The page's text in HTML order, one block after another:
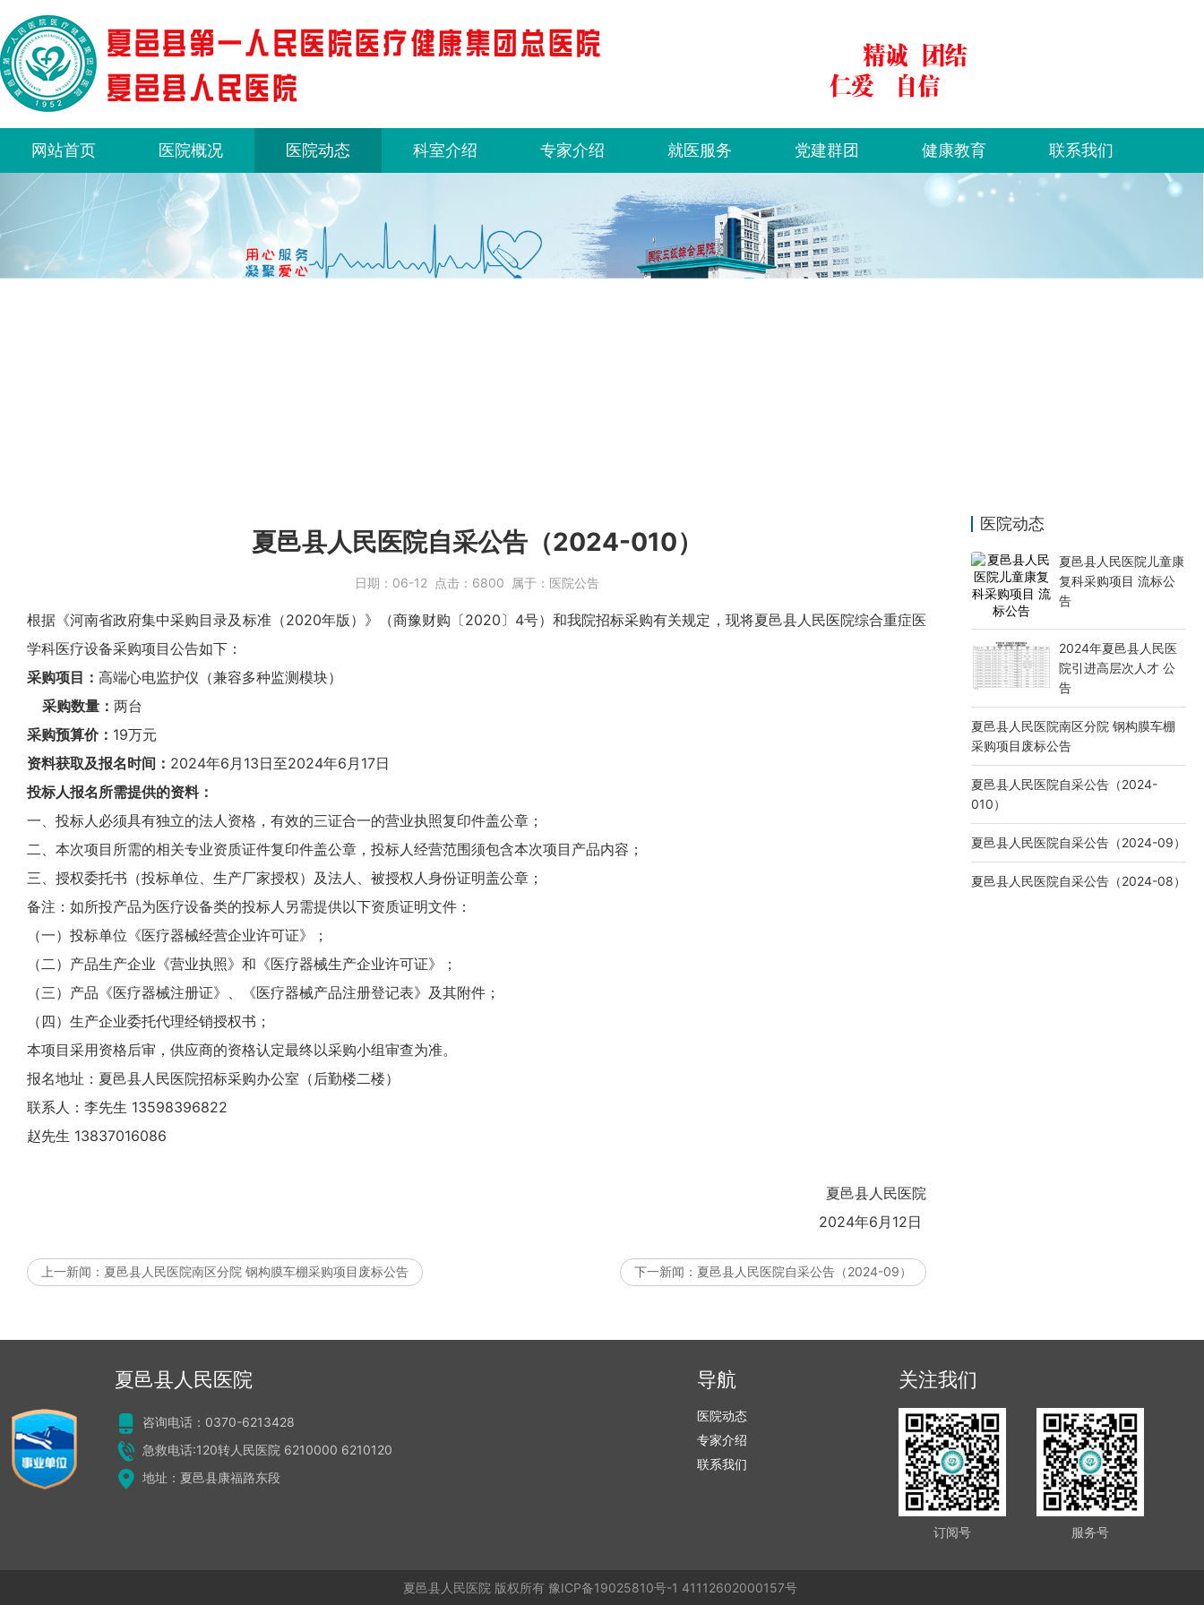
网站首页 医院概况 医院动态 科室介绍 专家介绍 就医服务 党建群团 健康教育 联系我们
医院动态
夏邑县人民医院儿童康
复科采购项目 流标公
告
2024年夏邑县人民医
院引进高层次人才 公
告
夏邑县人民医院南区分院 钢构膜车棚
采购项目废标公告
夏邑县人民医院自采公告（2024-
010）
夏邑县人民医院自采公告（2024-09）
夏邑县人民医院自采公告（2024-08）
夏邑县人民医院自采公告（2024-010）
日期： 06-12 点击： 6800 属于： 医院公告
根据《河南省政府集中采购目录及标准（2020年版）》（商豫财购〔2020〕4号）和我院招标采购有关规定，现将夏邑县人民医院综合重症医
学科医疗设备采购项目公告如下：
采购项目： 高端心电监护仪（兼容多种监测模块）
采购数量： 两台
采购预算价： 19万元
资料获取及报名时间： 2024年6月13日至2024年6月17日
投标人报名所需提供的资料：
一、投标人必须具有独立的法人资格，有效的三证合一的营业执照复印件盖公章；
二、本次项目所需的相关专业资质证件复印件盖公章，投标人经营范围须包含本次项目产品内容；
三、授权委托书（投标单位、生产厂家授权）及法人、被授权人身份证明盖公章；
备注：如所投产品为医疗设备类的投标人另需提供以下资质证明文件：
（一）投标单位《医疗器械经营企业许可证》；
（二）产品生产企业《营业执照》和《医疗器械生产企业许可证》；
（三）产品《医疗器械注册证》、《医疗器械产品注册登记表》及其附件；
（四）生产企业委托代理经销授权书；
本项目采用资格后审，供应商的资格认定最终以采购小组审查为准。
报名地址：夏邑县人民医院招标采购办公室（后勤楼二楼）
联系人：李先生 13598396822
赵先生 13837016086
夏邑县人民医院
2024年6月12日
上一新闻： 夏邑县人民医院南区分院 钢构膜车棚采购项目废标公告 下一新闻： 夏邑县人民医院自采公告（2024-09）
夏邑县人民医院
咨询电话：0370-6213428
急救电话:120转人民医院 6210000 6210120
地址：夏邑县康福路东段
导航
医院动态
专家介绍
联系我们
关注我们
订阅号 服务号
夏邑县人民医院 版权所有 豫ICP备19025810号-1 41112602000157号